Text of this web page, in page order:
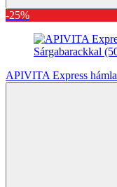
-25%
APIVITA Express